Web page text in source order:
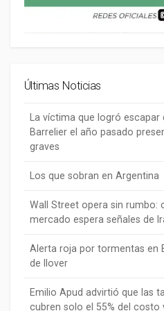
Últimas Noticias
La víctima que logró escapar
Barrelier el año pasado
graves
Los que sobran en Argentina
Wall Street opera sin rumbo:
mercado espera señales de
Alerta roja por tormentas en
de llover
Emilio Apud advirtió que las
cubren solo el 55% del costo